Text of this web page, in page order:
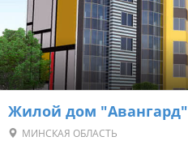
Жилой дом "Авангард"
МИНСКАЯ ОБЛАСТЬ